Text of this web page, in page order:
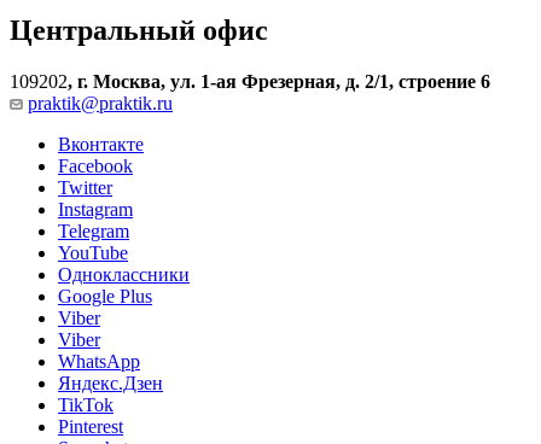
Центральный офис
109202, г. Москва, ул. 1-ая Фрезерная, д. 2/1, строение 6
praktik@praktik.ru
Вконтакте
Facebook
Twitter
Instagram
Telegram
YouTube
Одноклассники
Google Plus
Viber
Viber
WhatsApp
Яндекс.Дзен
TikTok
Pinterest